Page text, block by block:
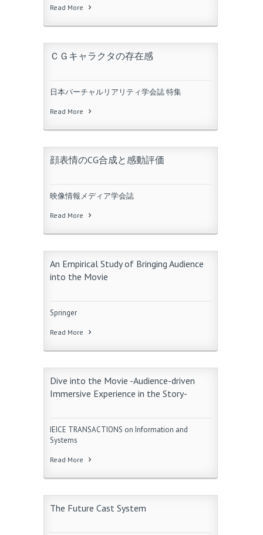
Read More
ＣＧキャラクタの存在感
日本バーチャルリアリティ学会誌 特集
Read More
顔表情のCG合成と感動評価
映像情報メディア学会誌
Read More
An Empirical Study of Bringing Audience
into the Movie
Springer
Read More
Dive into the Movie -Audience-driven
Immersive Experience in the Story-
IEICE TRANSACTIONS on Information and
Systems
Read More
The Future Cast System